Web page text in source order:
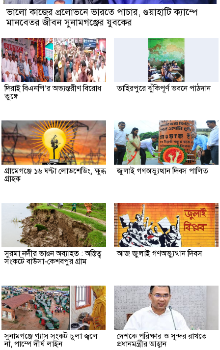
ভালো কাজের প্রলোভনে ভারতে পাচার, গুয়াহাটি ক্যাম্পে
মানবেতর জীবন সুনামগঞ্জের যুবকের
দিরাই বিএনপি’র অভ্যন্তরীণ বিরোধ
তুঙ্গে
তাহিরপুরে ঝুঁকিপূর্ণ ভবনে পাঠদান
গ্রামেগঞ্জে ১৬ ঘণ্টা লোডশেডিং, ক্ষুব্ধ
গ্রাহক
জুলাই গণঅভ্যুত্থান দিবস পালিত
সুরমা নদীর ভাঙন অব্যাহত : অস্তিত্ব
সংকটে বাউসা-কেশবপুর গ্রাম
আজ জুলাই গণঅভ্যুত্থান দিবস
সুনামগঞ্জে গ্যাস সংকট চুলা জ্বলে
না, পাম্পে দীর্ঘ লাইন
দেশকে পরিষ্কার ও সুন্দর রাখতে
প্রধানমন্ত্রীর আহ্বান